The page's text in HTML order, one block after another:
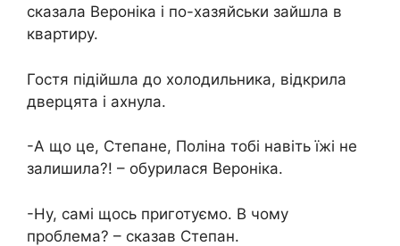
сказала Вероніка і по-хазяйськи зайшла в
квартиру.
Гостя підійшла до холодильника, відкрила
дверцята і ахнула.
-А що це, Степане, Поліна тобі навіть їжі не
залишила?! – обурилася Вероніка.
-Ну, самі щось приготуємо. В чому
проблема? – сказав Степан.